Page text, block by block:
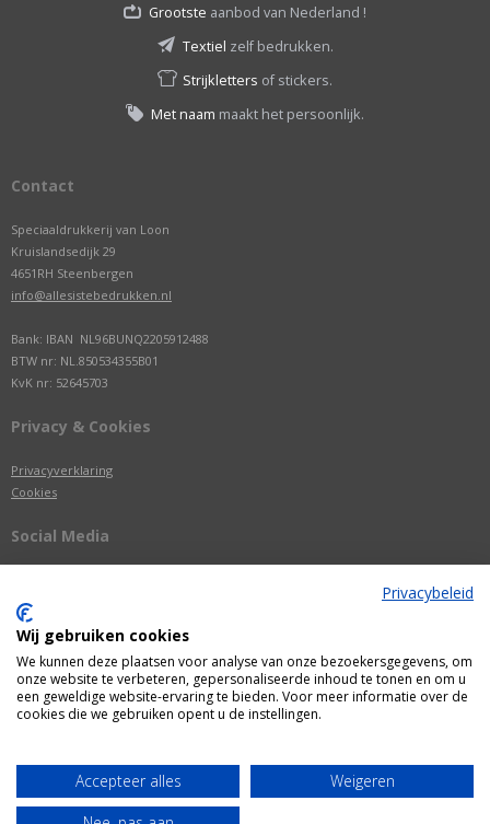
Grootste aanbod van Nederland !
Textiel zelf bedrukken.
Strijkletters of stickers.
Met naam maakt het persoonlijk.
Contact
Speciaaldrukkerij van Loon
Kruislandsedijk 29
4651RH Steenbergen
info@allesistebedrukken.nl
Bank: IBAN NL96BUNQ2205912488
BTW nr: NL.850534355B01
KvK nr: 52645703
Privacy & Cookies
Privacyverklaring
Cookies
Social Media
Webshop door
Privacybeleid
Wij gebruiken cookies
We kunnen deze plaatsen voor analyse van onze bezoekersgegevens, om
onze website te verbeteren, gepersonaliseerde inhoud te tonen en om u
een geweldige website-ervaring te bieden. Voor meer informatie over de
cookies die we gebruiken opent u de instellingen.
Accepteer alles
Weigeren